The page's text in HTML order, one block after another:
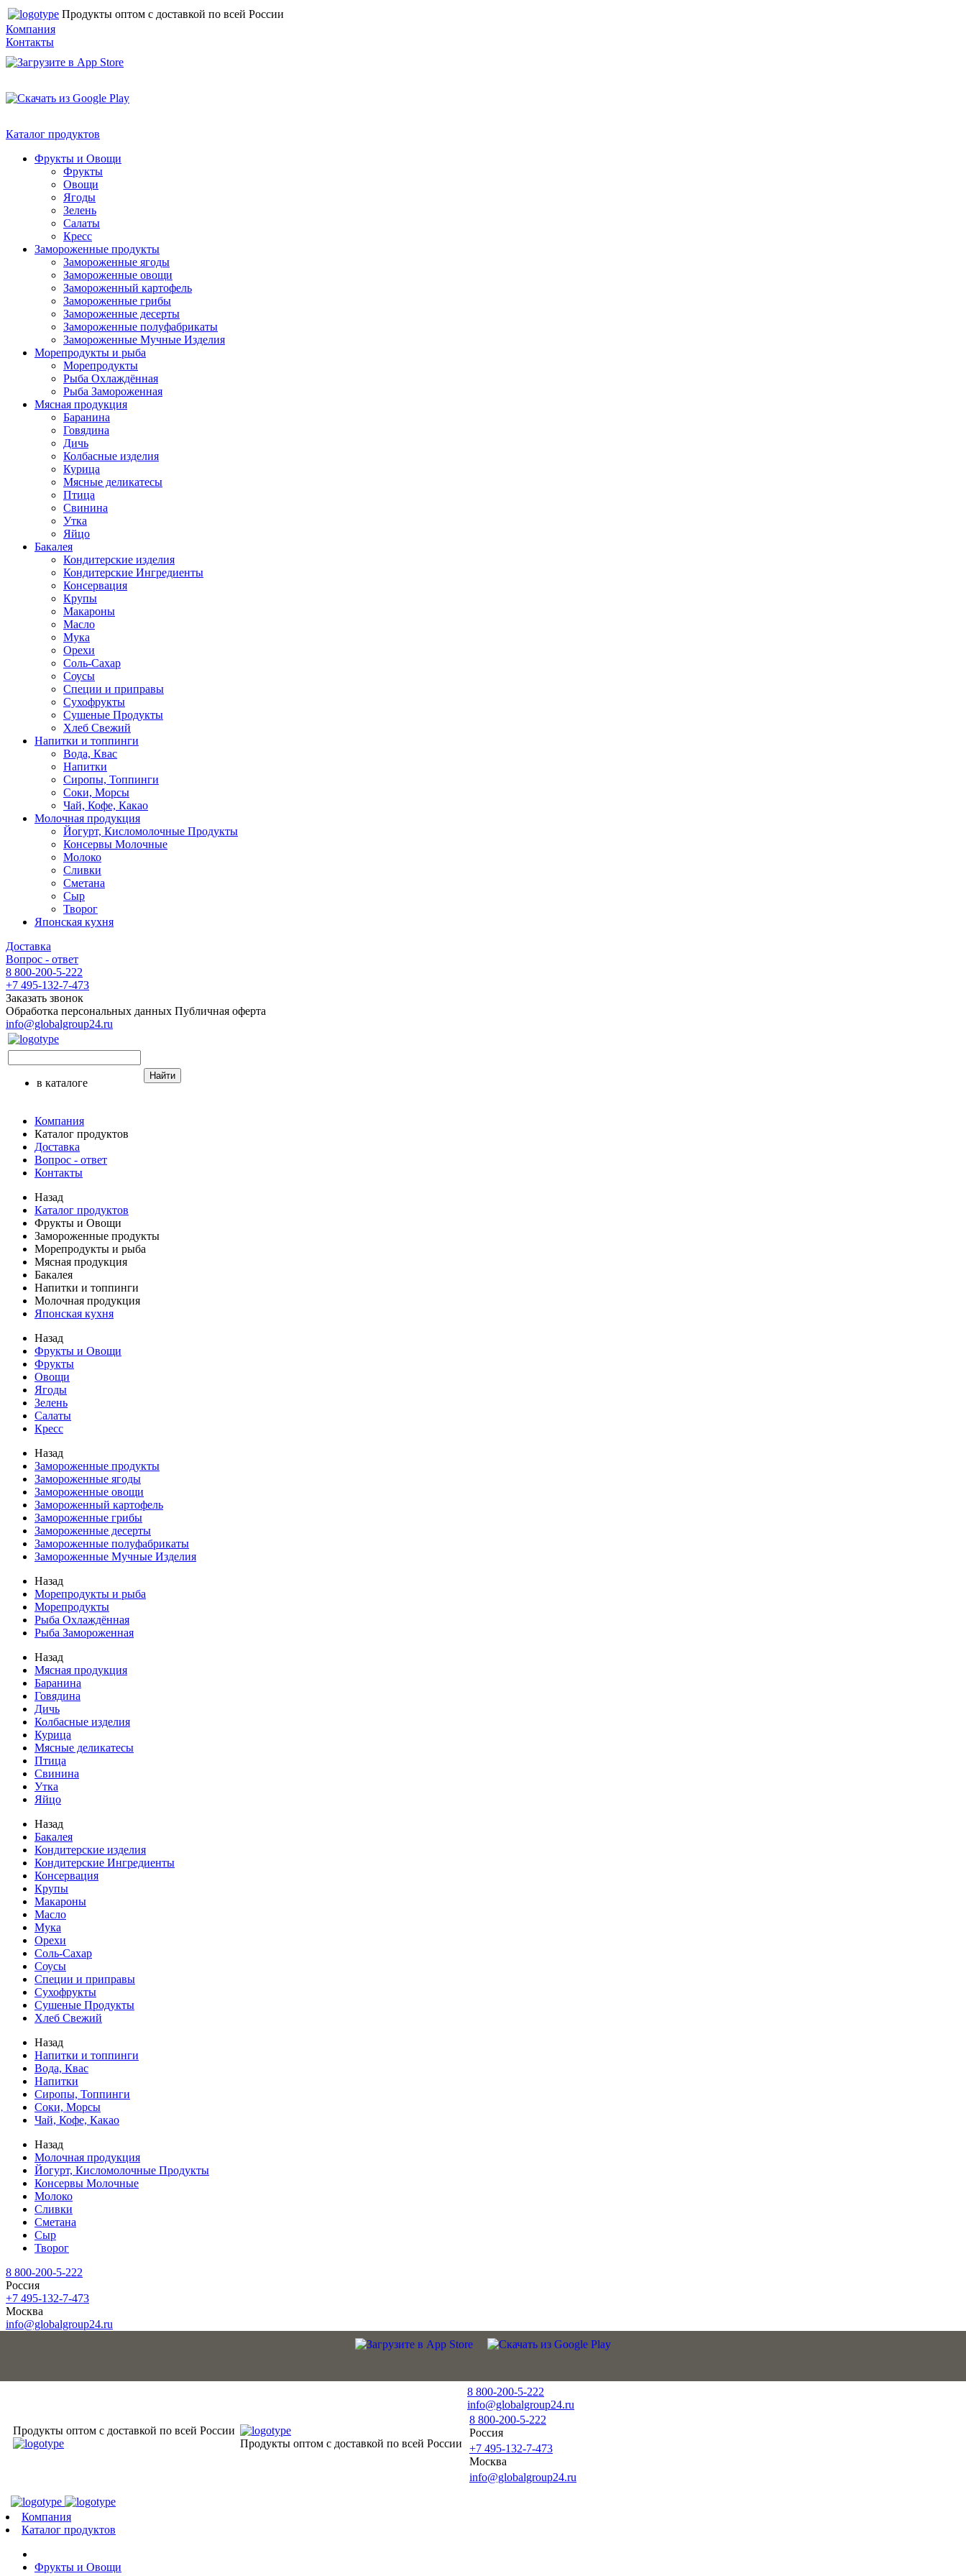
Продукты оптом с доставкой по всей России
Компания
Контакты
Каталог продуктов
Фрукты и Овощи
Фрукты
Овощи
Ягоды
Зелень
Салаты
Кресс
Замороженные продукты
Замороженные ягоды
Замороженные овощи
Замороженный картофель
Замороженные грибы
Замороженные десерты
Замороженные полуфабрикаты
Замороженные Мучные Изделия
Морепродукты и рыба
Морепродукты
Рыба Охлаждённая
Рыба Замороженная
Мясная продукция
Баранина
Говядина
Дичь
Колбасные изделия
Курица
Мясные деликатесы
Птица
Свинина
Утка
Яйцо
Бакалея
Кондитерские изделия
Кондитерские Ингредиенты
Консервация
Крупы
Макароны
Масло
Мука
Орехи
Соль-Сахар
Соусы
Специи и приправы
Сухофрукты
Сушеные Продукты
Хлеб Свежий
Напитки и топпинги
Вода, Квас
Напитки
Сиропы, Топпинги
Соки, Морсы
Чай, Кофе, Какао
Молочная продукция
Йогурт, Кисломолочные Продукты
Консервы Молочные
Молоко
Сливки
Сметана
Сыр
Творог
Японская кухня
Доставка
Вопрос - ответ
8 800-200-5-222
+7 495-132-7-473
Заказать звонок
Обработка персональных данных Публичная оферта
info@globalgroup24.ru
в каталоге
Найти
Компания
Каталог продуктов
Доставка
Вопрос - ответ
Контакты
Назад
Каталог продуктов
Фрукты и Овощи
Замороженные продукты
Морепродукты и рыба
Мясная продукция
Бакалея
Напитки и топпинги
Молочная продукция
Японская кухня
Назад
Фрукты и Овощи
Фрукты
Овощи
Ягоды
Зелень
Салаты
Кресс
Назад
Замороженные продукты
Замороженные ягоды
Замороженные овощи
Замороженный картофель
Замороженные грибы
Замороженные десерты
Замороженные полуфабрикаты
Замороженные Мучные Изделия
Назад
Морепродукты и рыба
Морепродукты
Рыба Охлаждённая
Рыба Замороженная
Назад
Мясная продукция
Баранина
Говядина
Дичь
Колбасные изделия
Курица
Мясные деликатесы
Птица
Свинина
Утка
Яйцо
Назад
Бакалея
Кондитерские изделия
Кондитерские Ингредиенты
Консервация
Крупы
Макароны
Масло
Мука
Орехи
Соль-Сахар
Соусы
Специи и приправы
Сухофрукты
Сушеные Продукты
Хлеб Свежий
Назад
Напитки и топпинги
Вода, Квас
Напитки
Сиропы, Топпинги
Соки, Морсы
Чай, Кофе, Какао
Назад
Молочная продукция
Йогурт, Кисломолочные Продукты
Консервы Молочные
Молоко
Сливки
Сметана
Сыр
Творог
8 800-200-5-222
Россия
+7 495-132-7-473
Москва
info@globalgroup24.ru
Продукты оптом с доставкой по всей России
Продукты оптом с доставкой по всей России
8 800-200-5-222
info@globalgroup24.ru
8 800-200-5-222
Россия
+7 495-132-7-473
Москва
info@globalgroup24.ru
Компания
Каталог продуктов
Фрукты и Овощи